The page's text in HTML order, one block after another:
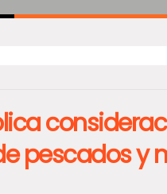
pescados y